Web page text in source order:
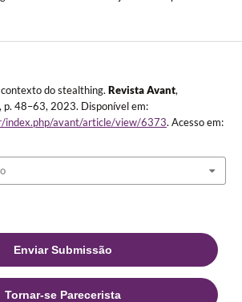
do stealthing. Revista Avant,
p. 48–63, 2023. Disponível em:
index.php/avant/article/view/6373. Acesso em:
Enviar Submissão
Tornar-se Parecerista